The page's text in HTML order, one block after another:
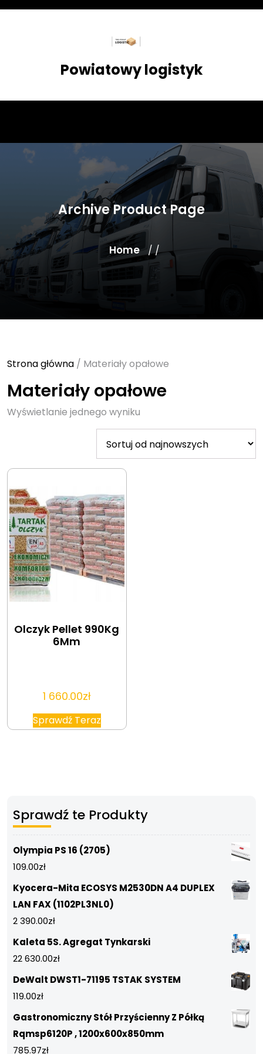
Skip
Powiatowy logistyk
Archive Product Page
Home / /
Strona główna / Materiały opałowe
Materiały opałowe
Wyświetlanie jednego wyniku
Olczyk Pellet 990Kg
6Mm
1 660.00zł
Sprawdź Teraz
Sprawdź te Produkty
Olympia PS 16 (2705)
109.00zł
Kyocera-Mita ECOSYS M2530DN A4 DUPLEX
LAN FAX (1102PL3NL0)
2 390.00zł
Kaleta 5S. Agregat Tynkarski
22 630.00zł
DeWalt DWST1-71195 TSTAK SYSTEM
119.00zł
Gastronomiczny Stół Przyścienny Z Półką
Rqmsp6120P , 1200x600x850mm
785.97zł